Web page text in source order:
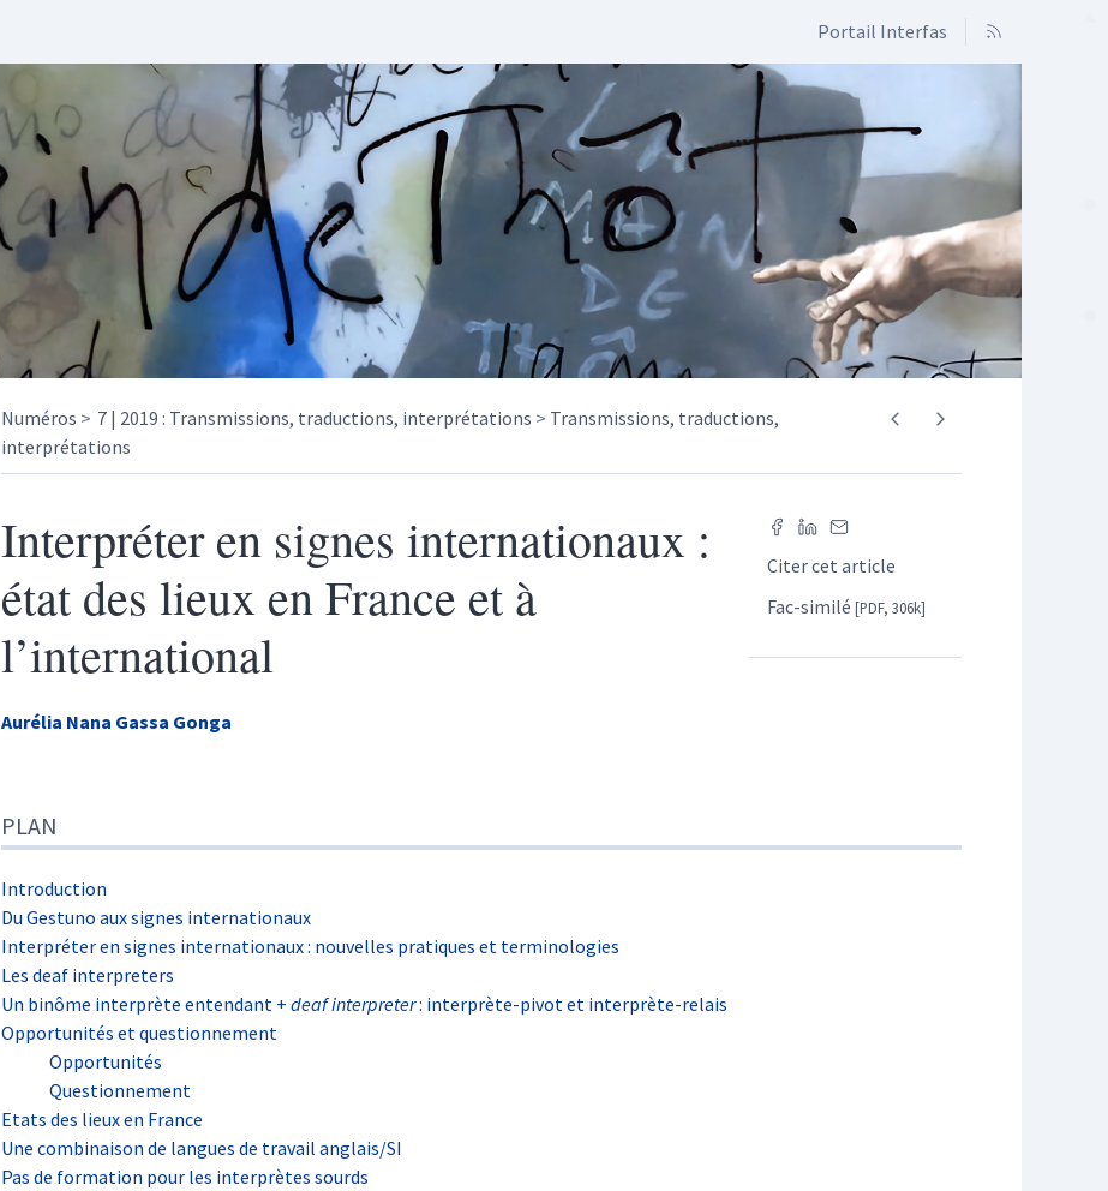
Portail Interfas
Numéros 7 | 2019 : Transmissions, traductions, interprétations
Transmissions, traductions,
interprétations
Citer cet article
Fac-similé [PDF, 306k]
Interpréter en signes internationaux :
état des lieux en France et à
l’international
Aurélia Nana Gassa Gonga
Texte
Note de fin
Illustrations
Citer cet article
Auteur
PLAN
Introduction
Du Gestuno aux signes internationaux
Interpréter en signes internationaux : nouvelles pratiques et terminologies
Les deaf interpreters
Un binôme interprète entendant + deaf interpreter: interprète-pivot et interprète-relais
Opportunités et questionnement
Opportunités
Questionnement
Etats des lieux en France
Une combinaison de langues de travail anglais/SI
Pas de formation pour les interprètes sourds